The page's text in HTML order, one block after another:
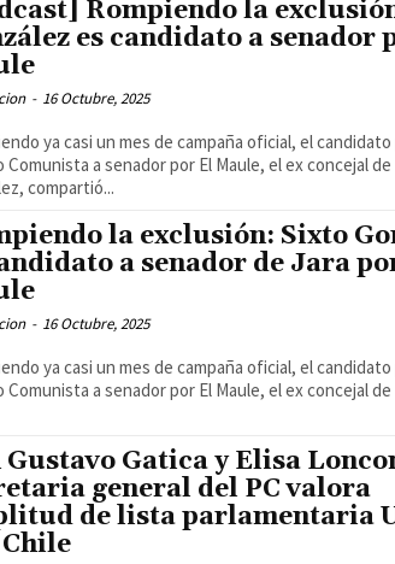
Rompiendo la
es candidato a senador
- 16 Octubre, 2025
ya casi un mes de campaña oficial, el
Comunista a senador por El Maule, el ex concejal
compartió...
la exclusión: Sixto
a senador de Jara
- 16 Octubre, 2025
ya casi un mes de campaña oficial, el
Comunista a senador por El Maule, el ex concejal de
Gustavo Gatica y Elisa
general del PC valora
de lista parlamentaria